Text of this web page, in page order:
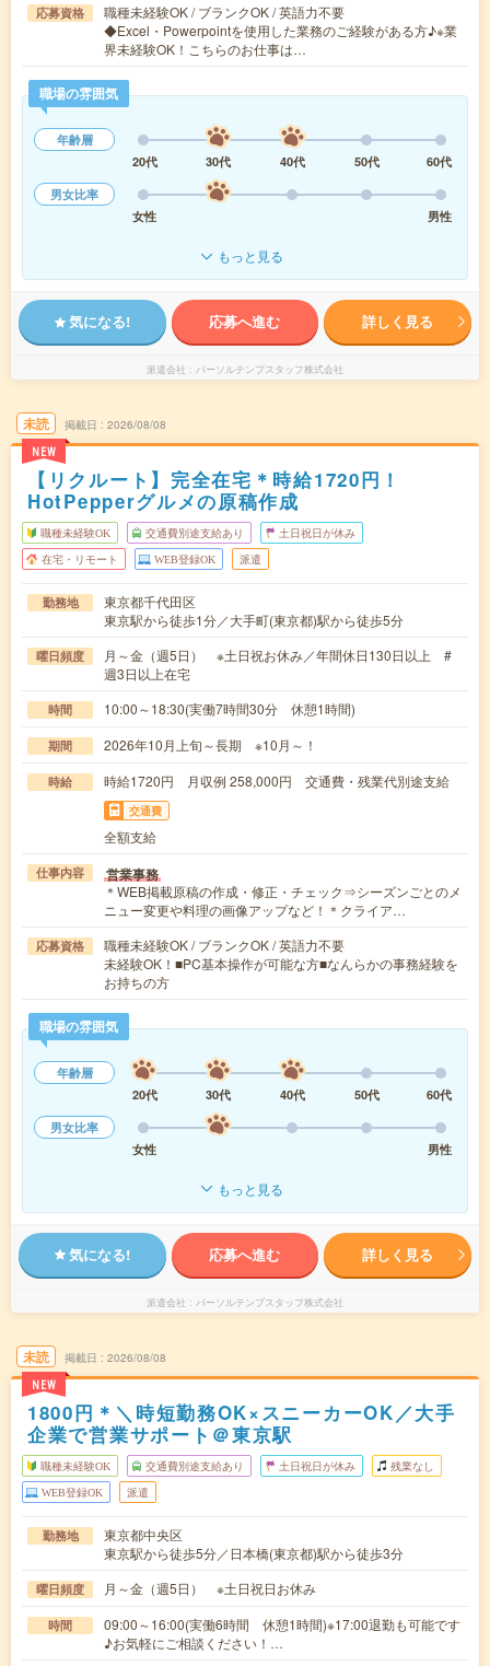
応募資格
職種未経験OK / ブランクOK / 英語力不要
◆Excel・Powerpointを使用した業務のご経験がある方♪※業
界未経験OK！こちらのお仕事は…
職場の雰囲気
年齢層
20代
30代 40代 50代
60代
男女比率
女性
男性
もっと見る
気になる! 応募へ進む 詳しく見る
派遣会社 パーソルテンプスタッフ株式会社
未読
NEW
掲載日 2026/08/08
【リクルート】完全在宅＊時給1720円！
HotPepperグルメの原稿作成
職種未経験OK 交通費別途支給あり 土日祝日が休み
在宅・リモート WEB登録OK 派遣
勤務地
東京都千代田区
東京駅から徒歩1分／大手町(東京都)駅から徒歩5分
曜日頻度
月～金（週5日） ※土日祝お休み／年間休日130日以上 #
週3日以上在宅
時間 10:00～18:30(実働7時間30分 休憩1時間)
期間 2026年10月上旬～長期 ※10月～！
時給 時給1720円 月収例 258,000円 交通費・残業代別途支給
交通費
全額支給
仕事内容 営業事務
＊WEB掲載原稿の作成・修正・チェック⇒シーズンごとのメ
ニュー変更や料理の画像アップなど！＊クライア…
応募資格
職種未経験OK / ブランクOK / 英語力不要
未経験OK！■PC基本操作が可能な方■なんらかの事務経験を
お持ちの方
職場の雰囲気
年齢層
20代
30代 40代 50代
60代
男女比率
女性
男性
もっと見る
気になる! 応募へ進む 詳しく見る
派遣会社 パーソルテンプスタッフ株式会社
未読
NEW
掲載日 2026/08/08
1800円＊＼時短勤務OK×スニーカーOK／大手
企業で営業サポート＠東京駅
職種未経験OK 交通費別途支給あり 土日祝日が休み 残業なし
WEB登録OK 派遣
勤務地
東京都中央区
東京駅から徒歩5分／日本橋(東京都)駅から徒歩3分
曜日頻度 月～金（週5日） ※土日祝日お休み
時間
09:00～16:00(実働6時間 休憩1時間)※17:00退勤も可能です
♪お気軽にご相談ください！…